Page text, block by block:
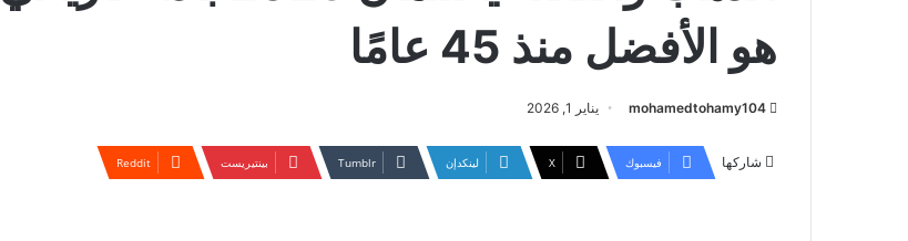
هو الأفضل منذ 45 عامًا
mohamedtohamy104 يناير 1, 2026
شاركها فيسبوك ‫X لينكدإن بينتيريست